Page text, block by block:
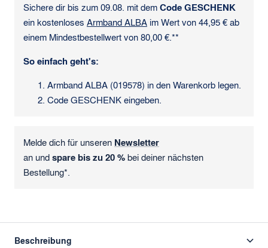
Sichere dir bis zum 09.08. mit demCode GESCHENK
ein kostenloses Armband ALBA im Wert von 44,95 € ab
einem Mindestbestellwert von 80,00 €.**
So einfach geht's:
Armband ALBA (019578) in den Warenkorb legen.
Code GESCHENK eingeben.
Melde dich für unseren Newsletter
an undspare bis zu 20 %bei deiner nächsten
Bestellung*.
Beschreibung